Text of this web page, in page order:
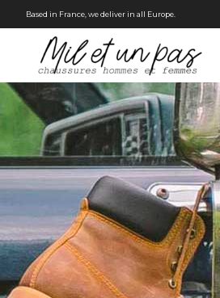
Based in France, we deliver in all Europe.